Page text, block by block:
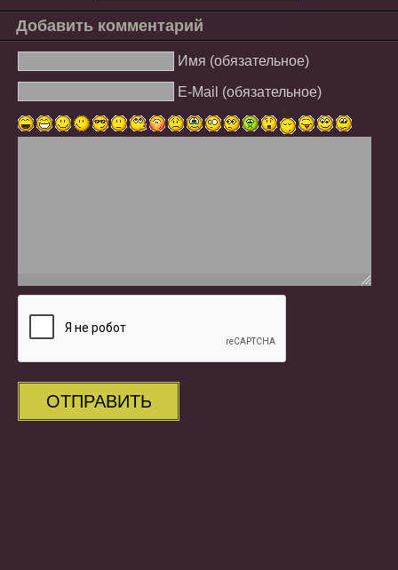
Добавить комментарий
Имя (обязательное)
E-Mail (обязательное)
ОТПРАВИТЬ